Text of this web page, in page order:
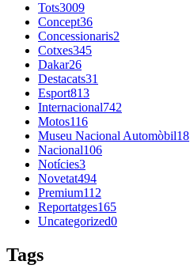
Tots3009
Concept36
Concessionaris2
Cotxes345
Dakar26
Destacats31
Esport813
Internacional742
Motos116
Museu Nacional Automòbil18
Nacional106
Notícies3
Novetat494
Premium112
Reportatges165
Uncategorized0
Tags